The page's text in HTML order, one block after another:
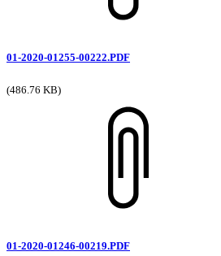
01-2020-01255-00222.PDF
(486.76 KB)
01-2020-01246-00219.PDF